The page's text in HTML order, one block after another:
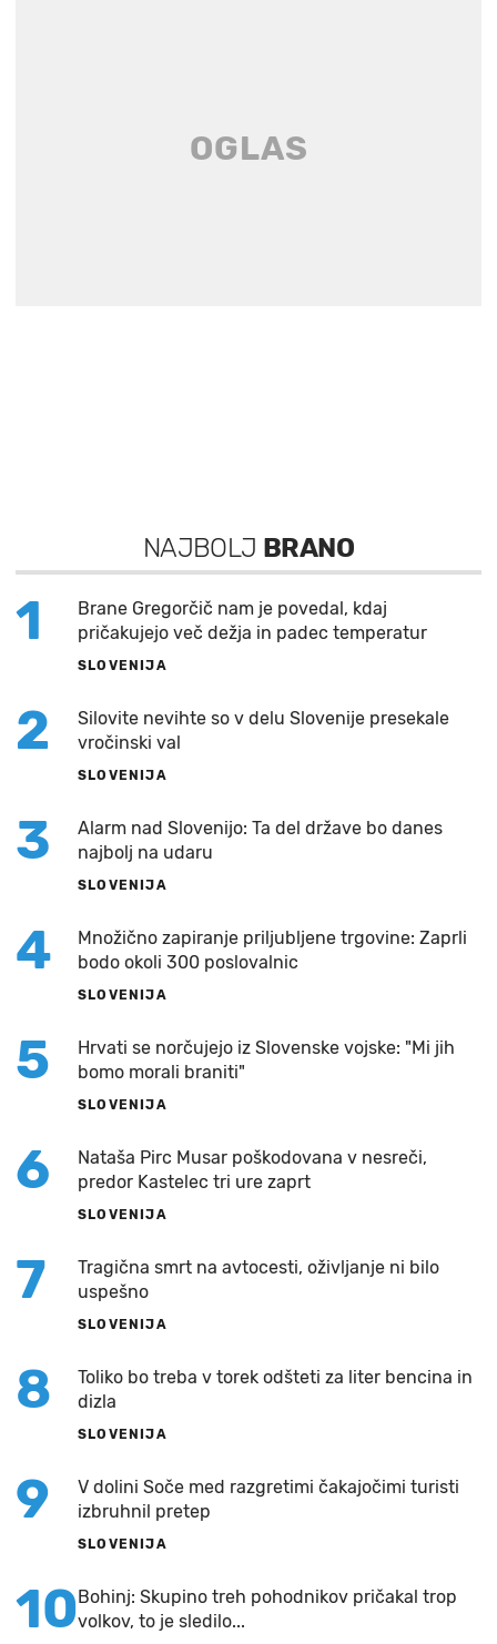
NAJBOLJ BRANO
1
Brane Gregorčič nam je povedal, kdaj
pričakujejo več dežja in padec temperatur
SLOVENIJA
2
Silovite nevihte so v delu Slovenije presekale
vročinski val
SLOVENIJA
3
Alarm nad Slovenijo: Ta del države bo danes
najbolj na udaru
SLOVENIJA
4
Množično zapiranje priljubljene trgovine: Zaprli
bodo okoli 300 poslovalnic
SLOVENIJA
5
Hrvati se norčujejo iz Slovenske vojske: "Mi jih
bomo morali braniti"
SLOVENIJA
6
Nataša Pirc Musar poškodovana v nesreči,
predor Kastelec tri ure zaprt
SLOVENIJA
7
Tragična smrt na avtocesti, oživljanje ni bilo
uspešno
SLOVENIJA
8
Toliko bo treba v torek odšteti za liter bencina in
dizla
SLOVENIJA
9
V dolini Soče med razgretimi čakajočimi turisti
izbruhnil pretep
SLOVENIJA
10Bohinj: Skupino treh pohodnikov pričakal trop
volkov, to je sledilo...